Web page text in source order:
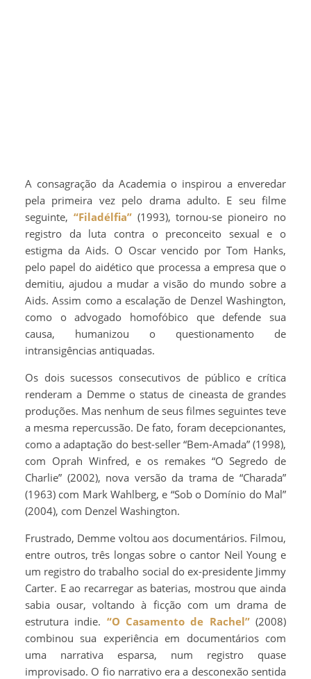
A consagração da Academia o inspirou a enveredar
pela primeira vez pelo drama adulto. E seu filme
seguinte, “Filadélfia”(1993), tornou-se pioneiro no
registro da luta contra o preconceito sexual e o
estigma da Aids. O Oscar vencido por Tom Hanks,
pelo papel do aidético que processa a empresa que o
demitiu, ajudou a mudar a visão do mundo sobre a
Aids. Assim como a escalação de Denzel Washington,
como o advogado homofóbico que defende sua
causa, humanizou o questionamento de
intransigências antiquadas.
Os dois sucessos consecutivos de público e crítica
renderam a Demme o status de cineasta de grandes
produções. Mas nenhum de seus filmes seguintes teve
a mesma repercussão. De fato, foram decepcionantes,
como a adaptação do best-seller “Bem-Amada” (1998),
com Oprah Winfred, e os remakes “O Segredo de
Charlie” (2002), nova versão da trama de “Charada”
(1963) com Mark Wahlberg, e “Sob o Domínio do Mal”
(2004), com Denzel Washington.
Frustrado, Demme voltou aos documentários. Filmou,
entre outros, três longas sobre o cantor Neil Young e
um registro do trabalho social do ex-presidente Jimmy
Carter. E ao recarregar as baterias, mostrou que ainda
sabia ousar, voltando à ficção com um drama de
estrutura indie. “O Casamento de Rachel”(2008)
combinou sua experiência em documentários com
uma narrativa esparsa, num registro quase
improvisado. O fio narrativo era a desconexão sentida